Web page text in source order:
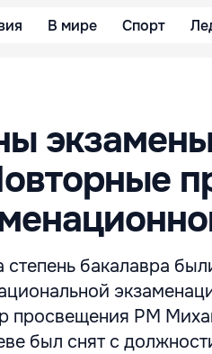
В мире Спорт
степень бакалавра
просвещения РМ
был снят с